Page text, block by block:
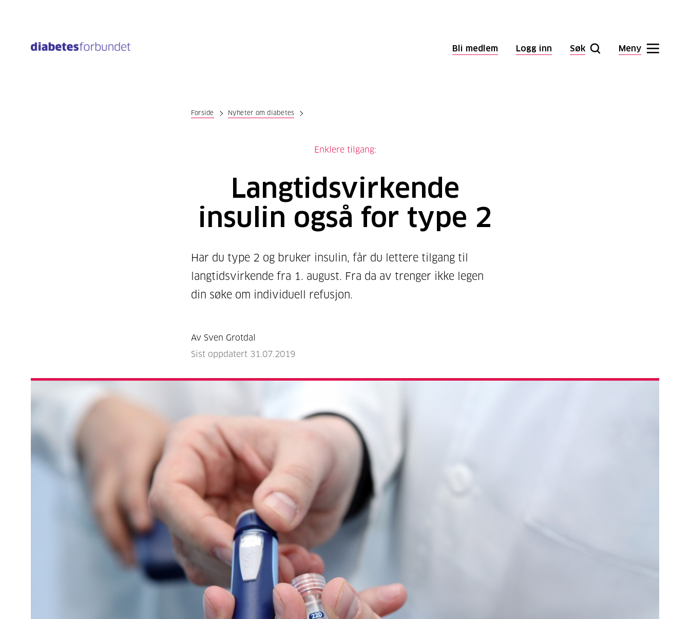
Bli medlem Logg inn Søk Meny
Forside Nyheter om diabetes
Enklere tilgang:
Langtidsvirkende
insulin også for type 2
Har du type 2 og bruker insulin, får du lettere tilgang til
langtidsvirkende fra 1. august. Fra da av trenger ikke legen
din søke om individuell refusjon.
Av Sven Grotdal
Sist oppdatert 31.07.2019